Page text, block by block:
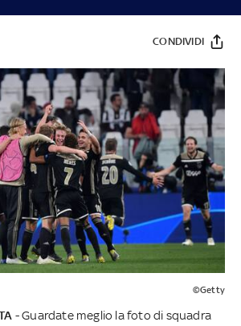
CONDIVIDI
©Getty
- Guardate meglio la foto di squadra